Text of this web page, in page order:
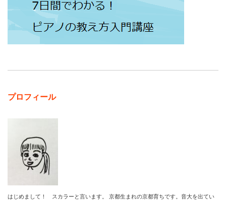
プロフィール
はじめまして！ スカラーと言います。 京都生まれの京都育ちです。音大を出てい